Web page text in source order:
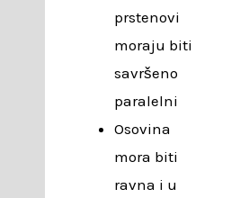
prstenovi
moraju biti
savršeno
paralelni
Osovina
mora biti
ravna i u